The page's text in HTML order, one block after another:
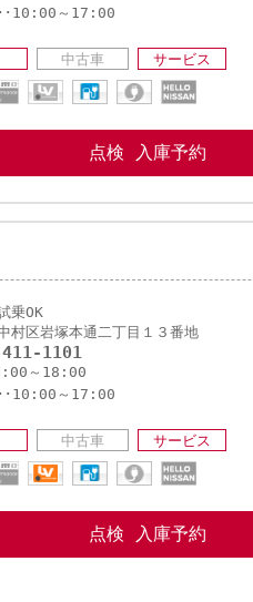
･10:00～17:00
中古車 サービス
点検 入庫予約
乗OK
村区岩塚本通二丁目１３番地
1101
～18:00
･10:00～17:00
中古車 サービス
点検 入庫予約